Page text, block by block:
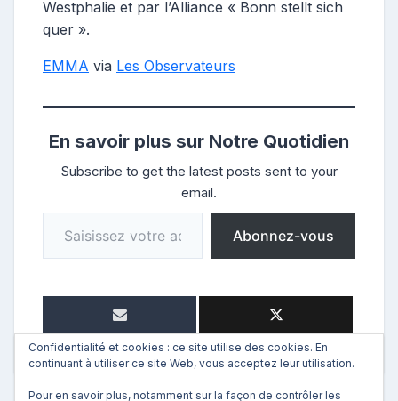
Westphalie et par l’Alliance « Bonn stellt sich
quer ».
EMMA via Les Observateurs
En savoir plus sur Notre Quotidien
Subscribe to get the latest posts sent to your
email.
Saisissez votre adresse e-mail…
Abonnez-vous
Confidentialité et cookies : ce site utilise des cookies. En
continuant à utiliser ce site Web, vous acceptez leur utilisation.
Pour en savoir plus, notamment sur la façon de contrôler les